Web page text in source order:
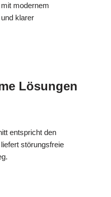
modernem
klarer
Lösungen
entspricht den
störungsfreie